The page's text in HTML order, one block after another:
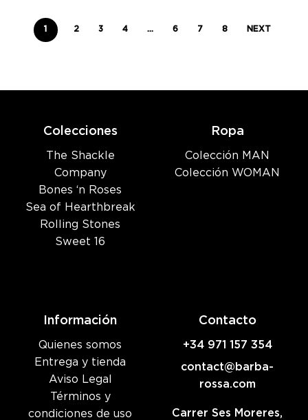
1 2 3 4 … 6 7 8 NEXT
Colecciones
The Shackle
Company
Bones ‘n Roses
Sea of Hearthbreak
Rolling Stones
Sweet 16
Ropa
Colección MAN
Colección WOMAN
Información
Quienes somos
Entrega y tienda
Aviso Legal
Términos y
condiciones de uso
Contacto
+34 971 157 354
contact@barba-
rossa.com
Carrer Ses Moreres,